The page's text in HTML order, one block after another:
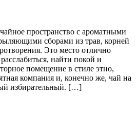
пространство с ароматными
сборами из трав, корней
Это место отлично
найти покой и
помещение в стиле этно,
компания и, конечно же, чай на
избирательный. […]